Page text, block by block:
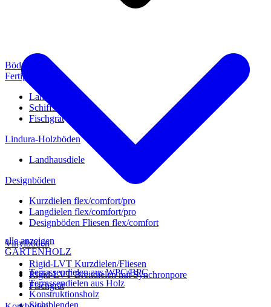
alle anzeigen
GARTENHOLZ
Terrassendielen aus WPC/BPC
Terrassendielen aus Holz
Konstruktionsholz
Sichtblenden
Böden
Fertigparkett
Landhausdiele
Schiffsboden
Fischgrät
Lindura-Holzböden
Landhausdiele
Designböden
Kurzdielen flex/comfort/pro
Langdielen flex/comfort/pro
Designböden Fliesen flex/comfort
Vinylböden
Rigid-LVT Kurzdielen/Fliesen
Rigid-LVT Breitdielen mit Synchronpore
Fischgrät